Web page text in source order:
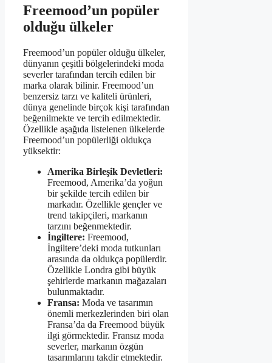
Freemood’un popüler
olduğu ülkeler
Freemood’un popüler olduğu ülkeler,
dünyanın çeşitli bölgelerindeki moda
severler tarafından tercih edilen bir
marka olarak bilinir. Freemood’un
benzersiz tarzı ve kaliteli ürünleri,
dünya genelinde birçok kişi tarafından
beğenilmekte ve tercih edilmektedir.
Özellikle aşağıda listelenen ülkelerde
Freemood’un popülerliği oldukça
yüksektir:
Amerika Birleşik Devletleri:
Freemood, Amerika’da yoğun
bir şekilde tercih edilen bir
markadır. Özellikle gençler ve
trend takipçileri, markanın
tarzını beğenmektedir.
İngiltere: Freemood,
İngiltere’deki moda tutkunları
arasında da oldukça popülerdir.
Özellikle Londra gibi büyük
şehirlerde markanın mağazaları
bulunmaktadır.
Fransa: Moda ve tasarımın
önemli merkezlerinden biri olan
Fransa’da da Freemood büyük
ilgi görmektedir. Fransız moda
severler, markanın özgün
tasarımlarını takdir etmektedir.